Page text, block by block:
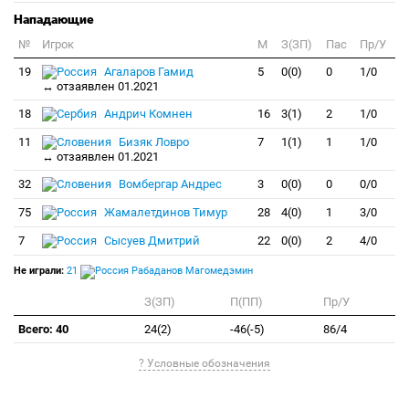
Нападающие
№ Игрок M З(ЗП) Пас
Пр/У
19
Агаларов Гамид
↔ отзаявлен 01.2021
5 0(0) 0 1/0
18 Андрич Комнен 16 3(1) 2 1/0
11
Бизяк Ловро
↔ отзаявлен 01.2021
7 1(1) 1 1/0
32 Вомбергар Андрес 3 0(0) 0 0/0
75 Жамалетдинов Тимур 28 4(0) 1 3/0
7 Сысуев Дмитрий 22 0(0) 2 4/0
Не играли: 21 Рабаданов Магомедэмин
З(ЗП) П(ПП)
Пр/У
Всего: 40
24(2) -46(-5) 86/4
? Условные обозначения